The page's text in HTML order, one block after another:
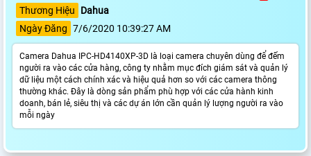
Thương Hiệu
Dahua
Ngày Đăng 7/6/2020 10:39:27 AM
Camera Dahua IPC-HD4140XP-3D là loại camera chuyên dùng để đếm
người ra vào các cửa hàng, công ty nhằm mục đích giám sát và quản lý
dữ liệu một cách chính xác và hiệu quả hơn so với các camera thông
thường khác. Đây là dòng sản phẩm phù hợp với các cửa hành kinh
doanh, bán lẻ, siêu thị và các dự án lớn cần quản lý lượng người ra vào
mỗi ngày